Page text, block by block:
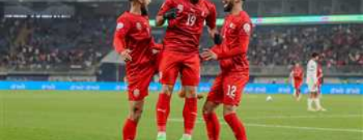
فانتازي في الجول
مسابقة التوقعات
فيديوهات